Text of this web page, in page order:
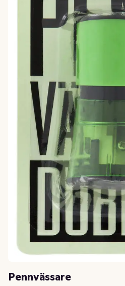
Pennvässare